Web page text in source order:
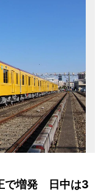
で増発 日中は3